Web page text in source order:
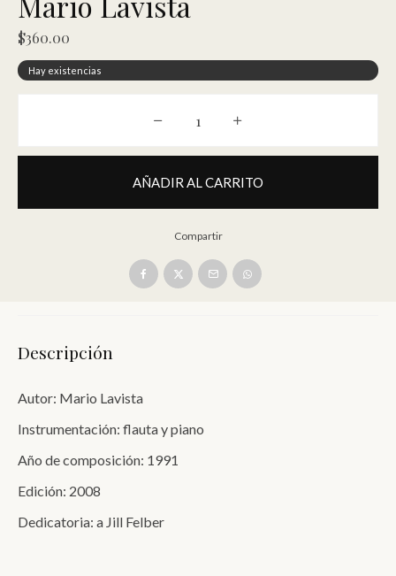
$360.00
Hay existencias
Danza de las bailarinas de Degas
AÑADIR AL CARRITO
Compartir
Descripción
Autor: Mario Lavista
Instrumentación: flauta y piano
Año de composición: 1991
Edición: 2008
Dedicatoria: a Jill Felber